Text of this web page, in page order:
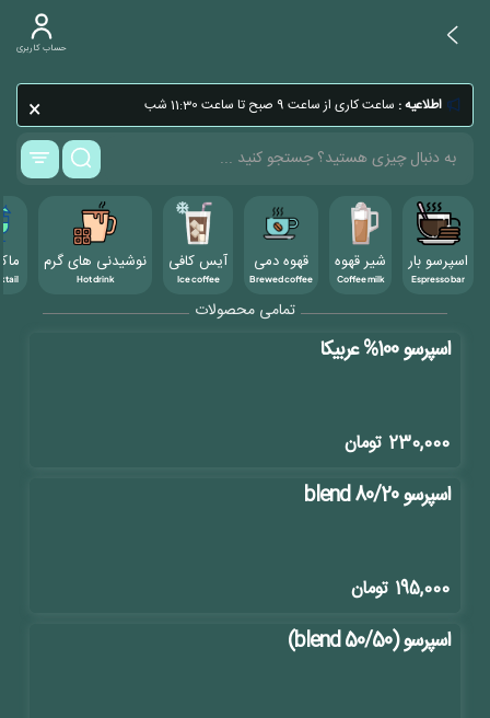
حساب کاربری
× اطلاعیه : ساعت کاری از ساعت 9 صبح تا ساعت 11:30 شب
اسپرسو بار
Espresso bar
شیر قهوه
Coffee milk
قهوه دمی
Brewed coffee
آیس کافی
Ice coffee
نوشیدنی های گرم
Hot drink
تمامی محصولات
اسپرسو 100% عربیکا
230,000 تومان
اسپرسو blend 80/20
195,000 تومان
اسپرسو (blend 50/50)